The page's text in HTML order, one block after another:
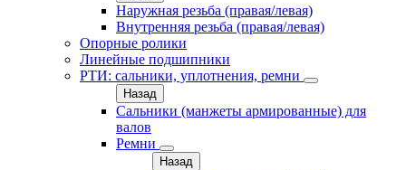
Наружная резьба (правая/левая)
Внутренняя резьба (правая/левая)
Опорные ролики
Линейные подшипники
РТИ: сальники, уплотнения, ремни
Назад
Сальники (манжеты армированные) для
валов
Ремни
Назад